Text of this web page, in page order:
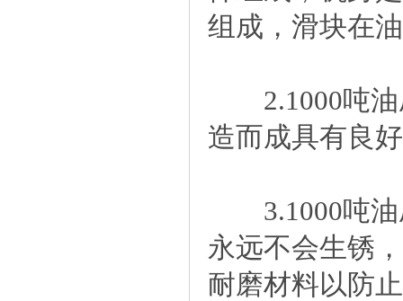
组成，滑块在
2.1000吨油
造而成具有良
3.1000吨油
永远不会生锈
耐磨材料以防